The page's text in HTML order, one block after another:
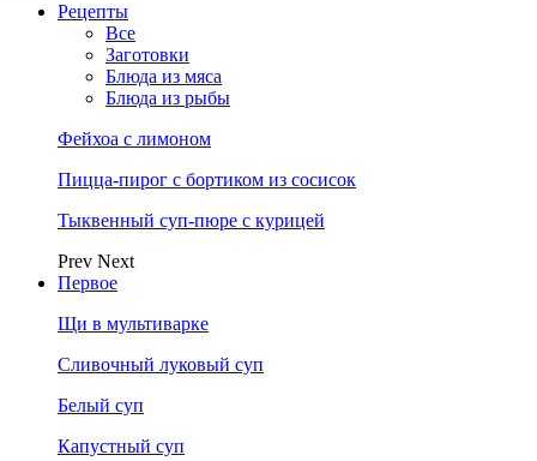
Рецепты
Все
Заготовки
Блюда из мяса
Блюда из рыбы
Фейхоа с лимоном
Пицца-пирог с бортиком из сосисок
Тыквенный суп-пюре с курицей
Prev Next
Первое
Щи в мультиварке
Сливочный луковый суп
Белый суп
Капустный суп